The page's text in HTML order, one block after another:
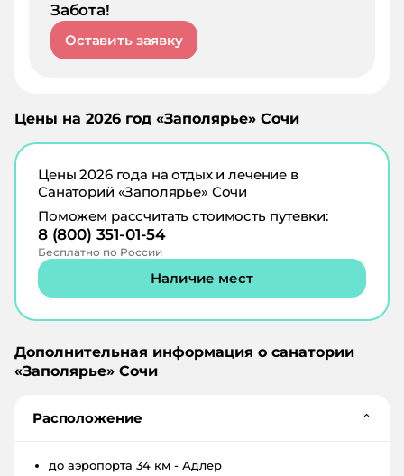
Забота!
Оставить заявку
Цены на 2026 год «Заполярье» Сочи
Цены2026года на отдых и лечение в
Санаторий «Заполярье» Сочи
Поможем рассчитать стоимость путевки:
8 (800) 351-01-54
Бесплатно по России
Наличие мест
Дополнительная информация о санатории
«Заполярье» Сочи
Расположение ⌄
до аэропорта 34 км - Адлер